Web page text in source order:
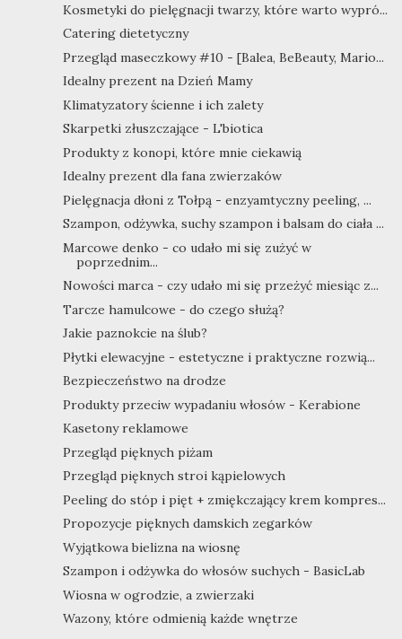
Kosmetyki do pielęgnacji twarzy, które warto wypró...
Catering dietetyczny
Przegląd maseczkowy #10 - [Balea, BeBeauty, Mario...
Idealny prezent na Dzień Mamy
Klimatyzatory ścienne i ich zalety
Skarpetki złuszczające - L'biotica
Produkty z konopi, które mnie ciekawią
Idealny prezent dla fana zwierzaków
Pielęgnacja dłoni z Tołpą - enzyamtyczny peeling, ...
Szampon, odżywka, suchy szampon i balsam do ciała ...
Marcowe denko - co udało mi się zużyć w
poprzednim...
Nowości marca - czy udało mi się przeżyć miesiąc z...
Tarcze hamulcowe - do czego służą?
Jakie paznokcie na ślub?
Płytki elewacyjne - estetyczne i praktyczne rozwią...
Bezpieczeństwo na drodze
Produkty przeciw wypadaniu włosów - Kerabione
Kasetony reklamowe
Przegląd pięknych piżam
Przegląd pięknych stroi kąpielowych
Peeling do stóp i pięt + zmiękczający krem kompres...
Propozycje pięknych damskich zegarków
Wyjątkowa bielizna na wiosnę
Szampon i odżywka do włosów suchych - BasicLab
Wiosna w ogrodzie, a zwierzaki
Wazony, które odmienią każde wnętrze